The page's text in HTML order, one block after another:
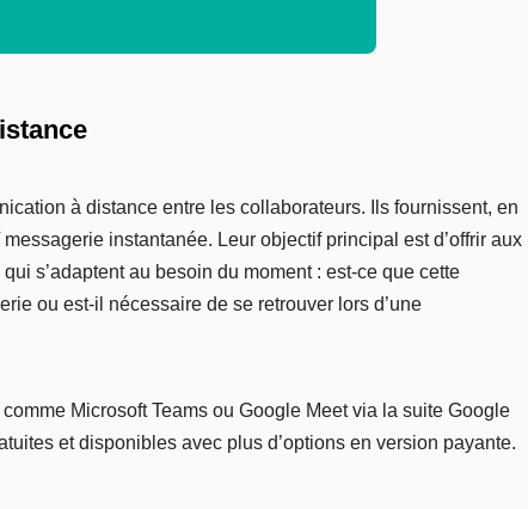
à distance entre les collaborateurs. Ils fournissent, en
instantanée. Leur objectif principal est d’offrir aux
s’adaptent au besoin du moment : est-ce que cette
ou est-il nécessaire de se retrouver lors d’une
Microsoft Teams ou Google Meet via la suite Google
et disponibles avec plus d’options en version payante.